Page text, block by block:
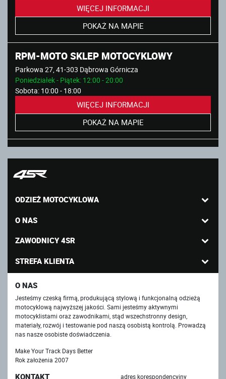
WIĘCEJ INFORMACJI
POKAŻ NA MAPIE
RPM-MOTO SKLEP MOTOCYKLOWY
Parkowa 27, 41-303 Dąbrowa Górnicza
Poniedziałek - Piątek: 12:00 - 20:00
Sobota: 10:00 - 18:00
WIĘCEJ INFORMACJI
POKAŻ NA MAPIE
ODZIEŻ MOTOCYKLOWA
O NAS
ZAWODNICY 4SR
STREFA KLIENTA
O NAS
Jesteśmy czeską firmą, produkującą stylową i funkcjonalną odzieżą
motocyklową najwyższej jakości. Sami jesteśmy aktywnymi
motocyklistami oraz zawodnikami, stąd wszechstronny design,
materiały, rozwój i testowanie pod naszą osobistą kontrolą. Prowadzą
nas nasze osobiste doświadczenia.
Make Your Track Days Better
Rok założenia 2007
KONTAKT adres korespondencyjny